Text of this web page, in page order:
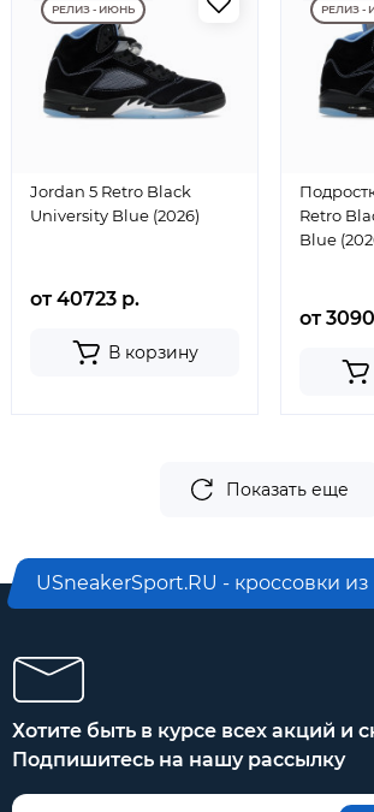
РЕЛИЗ - ИЮНЬ
Jordan 5 Retro Black
University Blue (2026)
от 40723 р.
В корзину
РЕЛИЗ -
Retro
Blue
от
Показать еще
USneakerSport.RU - кроссовки
Хотите быть в курсе всех акций и
Подпишитесь на нашу рассылку